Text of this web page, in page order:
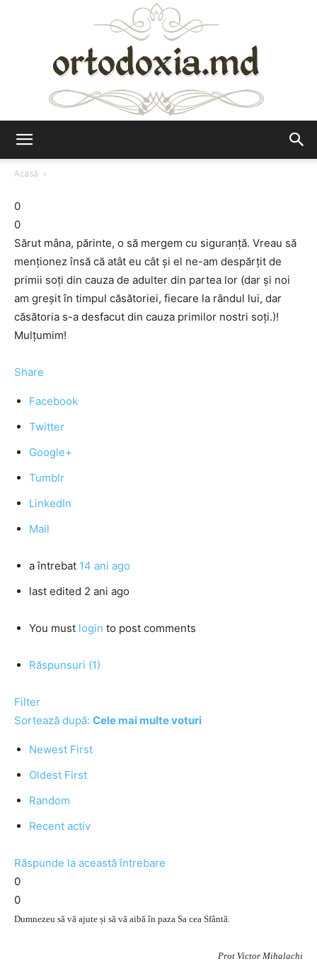
Acasă
0
0
Sărut mâna, părinte, o să mergem cu siguranţă. Vreau să
menţionez însă că atât eu cât şi el ne-am despărţit de
primii soţi din cauza de adulter din partea lor (dar şi noi
am greşit în timpul căsătoriei, fiecare la rândul lui, dar
căsătoria s-a desfacut din cauza primilor nostri soţi.)!
Mulţumim!
Share
Facebook
Twitter
Google+
Tumblr
LinkedIn
Mail
a întrebat 14 ani ago
last edited 2 ani ago
You must login to post comments
Răspunsuri (1)
Filter
Sortează după: Cele mai multe voturi
Newest First
Oldest First
Random
Recent activ
Răspunde la această întrebare
0
0
Dumnezeu să vă ajute și să vă aibă în paza Sa cea Sfântă.
Prot Victor Mihalachi